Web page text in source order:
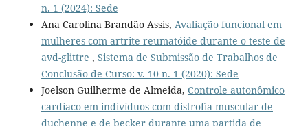
n. 1 (2024): Sede
Ana Carolina Brandão Assis, Avaliação funcional em
mulheres com artrite reumatóide durante o teste de
avd-glittre , Sistema de Submissão de Trabalhos de
Conclusão de Curso: v. 10 n. 1 (2020): Sede
Joelson Guilherme de Almeida, Controle autonômico
cardíaco em indivíduos com distrofia muscular de
duchenne e de becker durante uma partida de